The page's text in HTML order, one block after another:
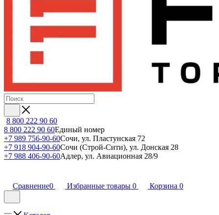
8 800 222 90 60
8 800 222 90 60Единый номер
+7 989 756-90-60Сочи, ул. Пластунская 72
+7 918 904-90-60Сочи (Строй-Сити), ул. Донская 28
+7 988 406-90-60Адлер, ул. Авиационная 28/9
Сравнение0 Избранные товары 0 Корзина 0